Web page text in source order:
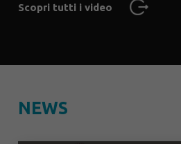
Scopri tutti i video
NEWS